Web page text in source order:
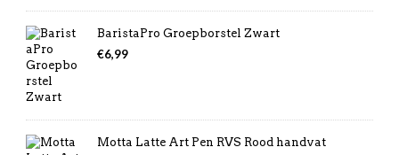
BaristaPro Groepborstel Zwart
€6,99
Motta Latte Art Pen RVS Rood handvat